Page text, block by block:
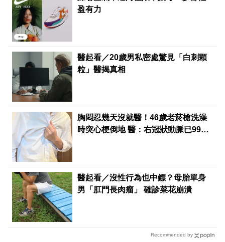
盈有力
醫起看／20歲男私密處驚見「白刺顆
粒」醫揭真相
胸悶忍幾天沒就醫！46歲老菸槍洗澡
時突心梗倒地 醫：右冠狀動脈已99%
醫起看／沒性行為也中鏢？母胎單身
男「肛門長肉瘤」 確診菜花崩潰
Recommended by